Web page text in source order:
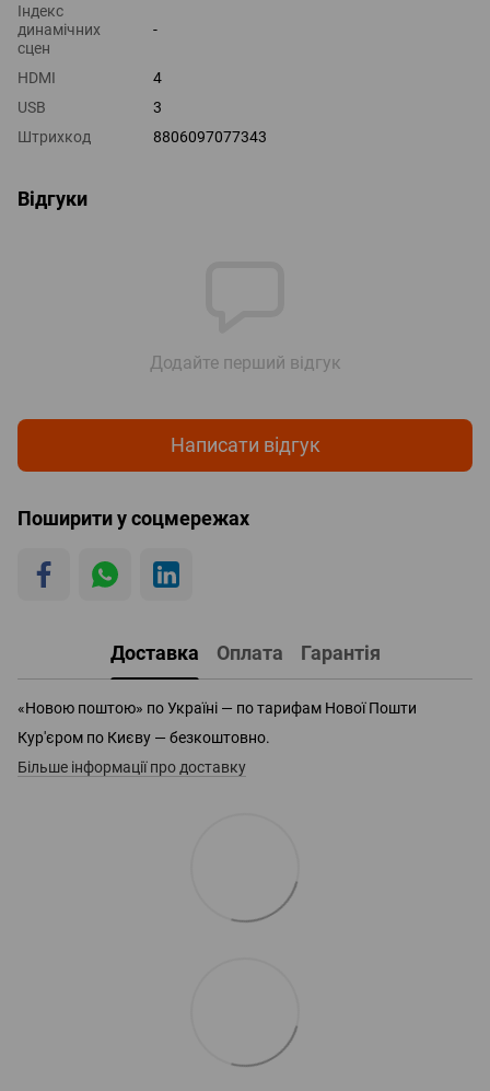
Індекс
динамічних
сцен
-
HDMI
4
USB
3
Штрихкод
8806097077343
Відгуки
Додайте перший відгук
Написати відгук
Поширити у соцмережах
Доставка Оплата Гарантія
«Новою поштою» по Україні — по тарифам Нової Пошти
Кур'єром по Києву — безкоштовно.
Більше інформації про доставку